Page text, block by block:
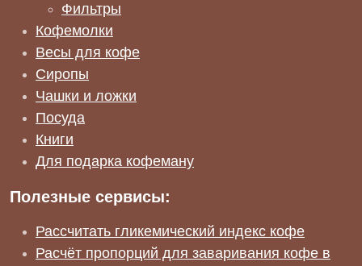
Фильтры
Кофемолки
Весы для кофе
Сиропы
Чашки и ложки
Посуда
Книги
Для подарка кофеману
Полезные сервисы:
Рассчитать гликемический индекс кофе
Расчёт пропорций для заваривания кофе в